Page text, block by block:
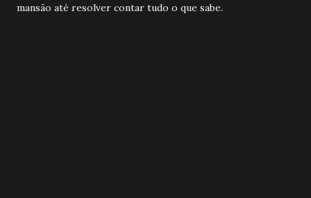
mansão até resolver contar tudo o que sabe.